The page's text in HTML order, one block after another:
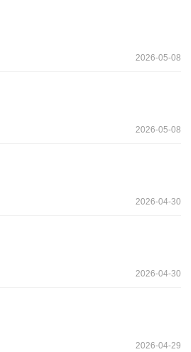
2026-05-08
2026-05-08
2026-04-30
2026-04-30
2026-04-29